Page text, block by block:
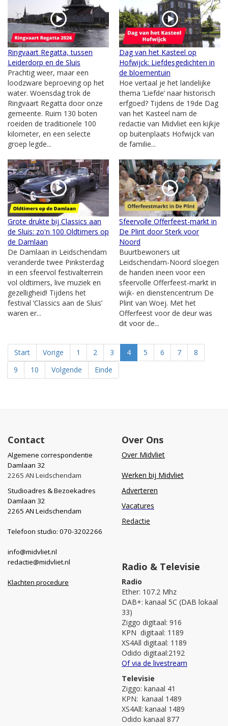
Ringvaart Regatta, tussen
Leiderdorp en de Sluis
Prachtig weer, maar een
loodzware beproeving op het
water. Woensdag trok de
Ringvaart Regatta door onze
gemeente. Ruim 130 boten
roeiden de traditionele 100
kilometer, en een selecte
groep legde...
Dag van het Kasteel op
Hofwijck: Liefdesgedichten in
de bloementuin
Hoe vertaal je het landelijke
thema ‘Liefde’ naar historisch
erfgoed? Tijdens de 19de Dag
van het Kasteel nam de
redactie van Midvliet een kijkje
op buitenplaats Hofwijck van
de familie...
Grote drukte bij Classics aan
de Sluis: zo'n 100 Oldtimers op
de Damlaan
De Damlaan in Leidschendam
veranderde twee Pinksterdag
in een sfeervol festivalterrein
vol oldtimers, live muziek en
gezelligheid! Tijdens het
festival ‘Classics aan de Sluis’
waren er...
Sfeervolle Offerfeest-markt in
De Plint door Sterk voor
Noord
Buurtbewoners uit
Leidschendam-Noord sloegen
de handen ineen voor een
sfeervolle Offerfeest-markt in
wijk- en dienstencentrum De
Plint van Woej. Met het
Offerfeest voor de deur was
dit voor de...
Start Vorige 1 2 3 4 5 6 7
8
9
10 Volgende Einde
Contact
Algemene correspondentie
Damlaan 32
2265 AN Leidschendam
Studioadres & Bezoekadres
Damlaan 32
2265 AN Leidschendam
Telefoon studio: 070-3202266
info@midvliet.nl
redactie@midvliet.nl
Klachten procedure
Over Ons
Over Midvliet
Werken bij Midvliet
Adverteren
Vacatures
Redactie
Radio & Televisie
Radio
Ether: 107.2 Mhz
DAB+: kanaal 5C (DAB lokaal
33)
Ziggo digitaal: 916
KPN digitaal: 1189
XS4All digitaal: 1189
Odido digitaal:2192
Of via de livestream
Televisie
Ziggo: kanaal 41
KPN: kanaal 1489
XS4All: kanaal 1489
Odido kanaal 877